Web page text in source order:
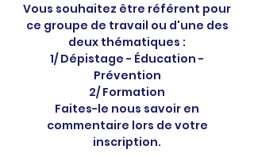
Vous souhaitez être référent pour
ce groupe de travail ou d'une des
deux thématiques :
1/ Dépistage - Éducation -
Prévention
2/ Formation
Faites-le nous savoir en
commentaire lors de votre
inscription.